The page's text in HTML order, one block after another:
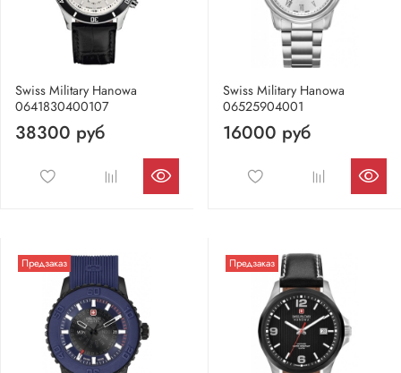
Swiss Military Hanowa
0641830400107
38300 руб
Swiss Military Hanowa
06525904001
16000 руб
Предзаказ Предзаказ